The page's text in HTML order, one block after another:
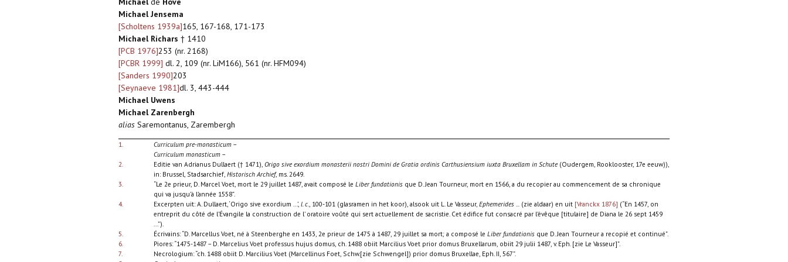
Michael Jensema
[Scholtens 1939a]165, 167-168, 171-173
Michael Richars † 1410
[PCB 1976]253 (nr. 2168)
[PCBR 1999] dl. 2, 109 (nr. LiM166), 561 (nr. HFM094)
[Sanders 1990]203
[Seynaeve 1981]dl. 3, 443-444
Michael Uwens
Michael Zarenbergh
alias Saremontanus, Zarembergh
1. Curriculum pre-monasticum–
Curriculum monasticum–
2.
Editie van Adrianus Dullaert († 1471), Origo sive exordium monasterii nostri Domini de Gratia ordinis Carthusiensium iuxta Bruxellam in Schute(Oudergem, Rooklooster, 17e eeuw)),
in: Brussel, Stadsarchief, Historisch Archief, ms. 2649.
3.
“Le 2e prieur, D. Marcel Voet, mort le 29 juillet 1487, avait composé le Liber fundationisque D. Jean Tourneur, mort en 1566, a du recopier au commencement de sa chronique
qui va jusqu’à l’année 1558”.
4.
Excerpten uit: A. Dullaert, ‘Origo sive exordium ...’, l. c. , 100-101 (glasramen in het koor), alsook uit L. Le Vasseur, Ephemerides ... (zie aldaar) en uit [Vranckx 1876] (“En 1457, on
entreprit du côté de l’Évangile la construction de l’ oratoire voûté qui sert actuellement de sacristie. Cet édifice fut consacré par l’évêque [titulaire] de Diana le 26 sept 1459
...”).
5.
Écrivains: “D. Marcellus Voet, né à Steenberghe en 1433, 2e prieur de 1475 à 1487, 29 juillet sa mort; a composé le Liber fundationisque D. Jean Tourneur a recopié et continué”.
6.
Piores: “1475-1487 – D. Marcelius Voet professus hujus domus, ch. 1488 obiit Marcilius Voet prior domus Bruxellarum, obiit 29 julii 1487, v. Eph. [zie Le Vasseur]”.
7.
Necrologium: “ch. 1488 obiit D. Marcilius Voet (Marcellinus Foet, Schw.[zie Schwengel]) prior domus Bruxellae, Eph. II, 567”.